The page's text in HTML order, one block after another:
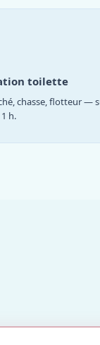
toilette
chasse, flotteur —
h.